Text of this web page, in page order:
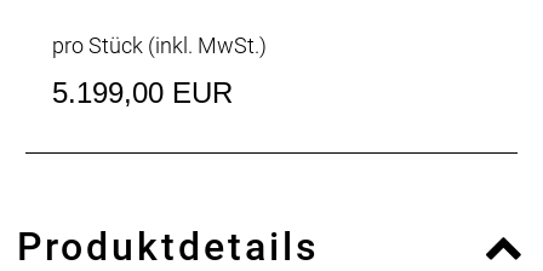
pro Stück (inkl. MwSt.)
5.199,00 EUR
Produktdetails